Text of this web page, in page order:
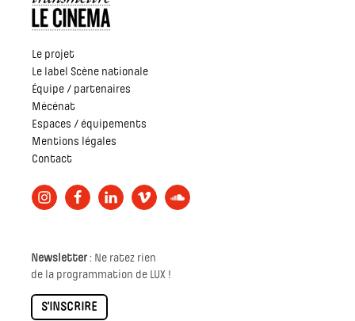
Le projet
Le label Scène nationale
Équipe / partenaires
Mécénat
Espaces / équipements
Mentions légales
Contact
Newsletter: Ne ratez rien
de la programmation de LUX !
S'INSCRIRE